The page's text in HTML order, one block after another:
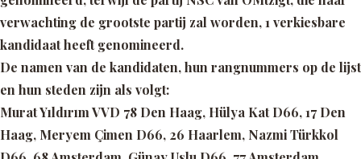
verwachting de grootste partij zal worden, 1 verkiesbare
kandidaat heeft genomineerd.
De namen van de kandidaten, hun rangnummers op de lijst
en hun steden zijn als volgt:
Murat Yıldırım VVD 78 Den Haag, Hülya Kat D66, 17 Den
Haag, Meryem Çimen D66, 26 Haarlem, Nazmi Türkkol